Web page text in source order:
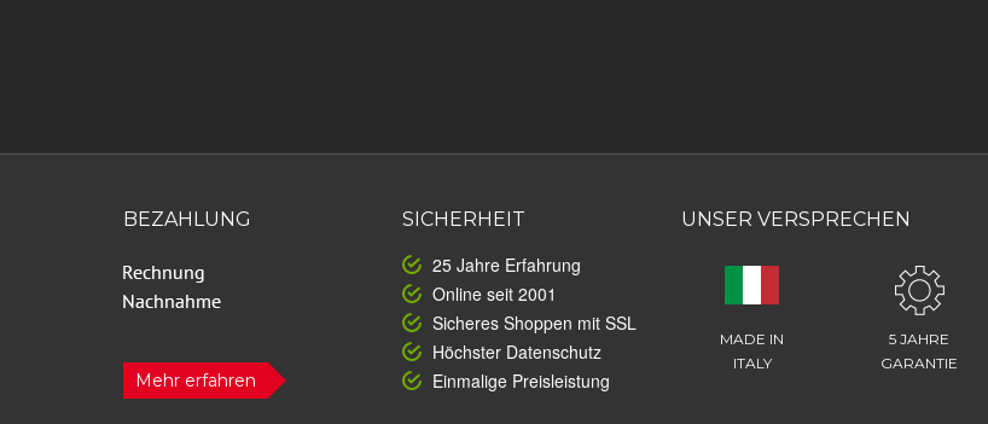
BEZAHLUNG
Mehr erfahren
SICHERHEIT
25 Jahre Erfahrung
Online seit 2001
Sicheres Shoppen mit SSL
Höchster Datenschutz
Einmalige Preisleistung
UNSER VERSPRECHEN
MADE IN
ITALY
5 JAHRE
GARANTIE